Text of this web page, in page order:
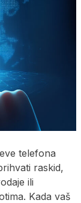
telefona
raskid,
ili
Kada vaš